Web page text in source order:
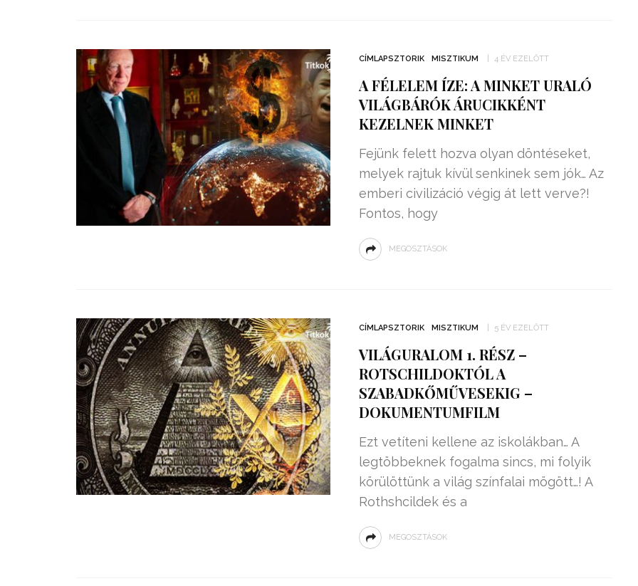
CÍMLAPSZTORIK MISZTIKUM 4 ÉV EZELŐTT
A FÉLELEM ÍZE: A MINKET URALÓ
VILÁGBÁRÓK ÁRUCIKKÉNT
KEZELNEK MINKET
Fejünk felett hozva olyan döntéseket,
melyek rajtuk kívül senkinek sem jók… Az
emberi civilizáció végig át lett verve?!
Fontos, hogy
MEGOSZTÁSOK
CÍMLAPSZTORIK MISZTIKUM 5 ÉV EZELŐTT
VILÁGURALOM 1. RÉSZ –
ROTSCHILDOKTÓL A
SZABADKŐMŰVESEKIG –
DOKUMENTUMFILM
Ezt vetíteni kellene az iskolákban… A
legtöbbeknek fogalma sincs, mi folyik
körülöttünk a világ színfalai mögött…! A
Rothshcildek és a
MEGOSZTÁSOK